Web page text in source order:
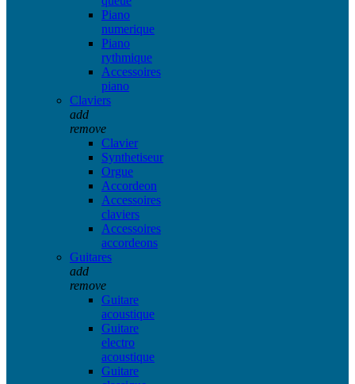
Piano
numerique
Piano
rythmique
Accessoires
piano
Claviers
add
remove
Clavier
Synthetiseur
Orgue
Accordeon
Accessoires
claviers
Accessoires
accordeons
Guitares
add
remove
Guitare
acoustique
Guitare
electro
acoustique
Guitare